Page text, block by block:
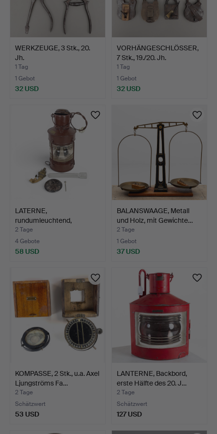
WERKZEUGE, 3 Stk., 20.
Jh.
1 Tag
1 Gebot
32 USD
VORHÄNGESCHLÖSSER,
7 Stk., 19./20. Jh.
1 Tag
1 Gebot
32 USD
LATERNE,
rundumleuchtend,
Göteborg, 20. Ja…
2 Tage
4 Gebote
58 USD
BALANSWAAGE, Metall
und Holz, mit Gewichte…
2 Tage
1 Gebot
37 USD
KOMPASSE, 2 Stk., u.a. Axel
Ljungströms Fa…
2 Tage
Schätzwert
53 USD
LANTERNE, Backbord,
erste Hälfte des 20. J…
2 Tage
Schätzwert
127 USD